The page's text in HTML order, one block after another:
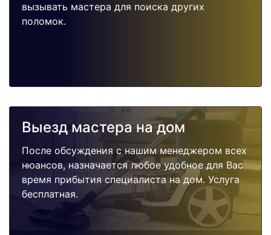
вызывать мастера для поиска других
поломок.
Выезд мастера на дом
После обсуждения с нашим менеджером всех
нюансов, назначается любое удобное для Вас
время прибытия специалиста на дом. Услуга
бесплатная.